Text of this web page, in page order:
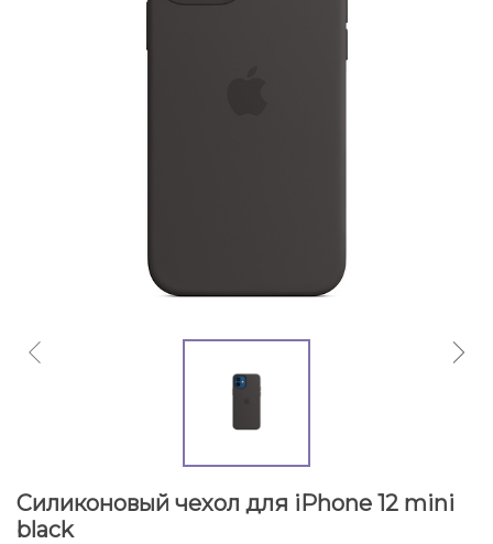
Силиконовый чехол для iPhone 12 mini
black